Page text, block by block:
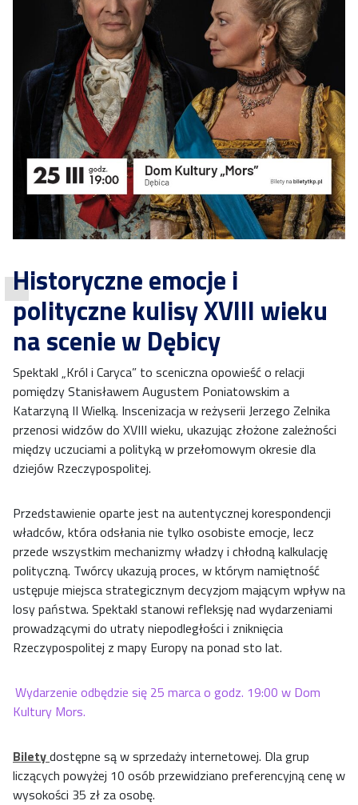
Historyczne emocje i
polityczne kulisy XVIII wieku
na scenie w Dębicy
Spektakl „Król i Caryca” to sceniczna opowieść o relacji
pomiędzy Stanisławem Augustem Poniatowskim a
Katarzyną II Wielką. Inscenizacja w reżyserii Jerzego Zelnika
przenosi widzów do XVIII wieku, ukazując złożone zależności
między uczuciami a polityką w przełomowym okresie dla
dziejów Rzeczypospolitej.
Przedstawienie oparte jest na autentycznej korespondencji
władców, która odsłania nie tylko osobiste emocje, lecz
przede wszystkim mechanizmy władzy i chłodną kalkulację
polityczną. Twórcy ukazują proces, w którym namiętność
ustępuje miejsca strategicznym decyzjom mającym wpływ na
losy państwa. Spektakl stanowi refleksję nad wydarzeniami
prowadzącymi do utraty niepodległości i zniknięcia
Rzeczypospolitej z mapy Europy na ponad sto lat.
Wydarzenie odbędzie się 25 marca o godz. 19:00 w Dom
Kultury Mors.
Biletydostępne są w sprzedaży internetowej. Dla grup
liczących powyżej 10 osób przewidziano preferencyjną cenę w
wysokości 35 zł za osobę.